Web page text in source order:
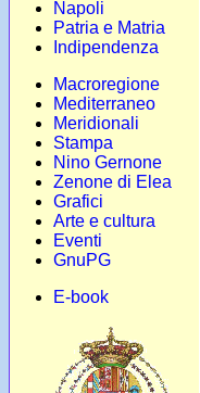
Napoli
Patria e Matria
Indipendenza
Macroregione
Mediterraneo
Meridionali
Stampa
Nino Gernone
Zenone di Elea
Grafici
Arte e cultura
Eventi
GnuPG
E-book